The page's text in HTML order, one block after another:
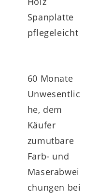
ohne
komplette Sets.
Sie über die
Spanplatte
pflegeleicht
60 Monate
Unwesentlic
he, dem
Käufer
zumutbare
Farb- und
Maserabwei
chungen bei